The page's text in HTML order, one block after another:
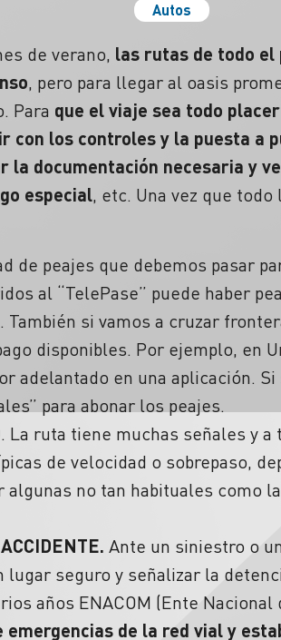
Autos
de verano, las rutas de todo el
, pero para llegar al oasis
Para que el viaje sea todo
con los controles y la puesta a
la documentación necesaria y
especial, etc. Una vez que
de peajes que debemos pasar
al “TelePase” puede haber
si vamos a cruzar
disponibles. Por ejemplo, en
adelantado en una aplicación.
para abonar los peajes.
. La ruta tiene muchas señales y
de velocidad o sobrepaso,
algunas no tan habituales como
Ante un siniestro o
lugar seguro y señalizar la
años ENACOM (Ente
de la red vial y